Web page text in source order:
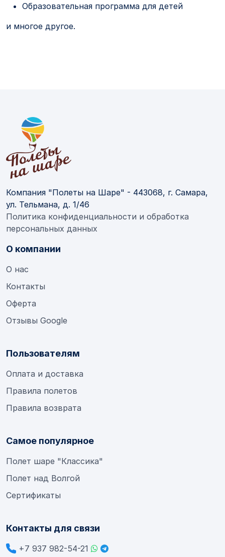
Образовательная программа для детей
и многое другое.
Компания "Полеты на Шаре" - 443068, г. Самара,
ул. Тельмана, д. 1/46
Политика конфиденциальности и обработка
персональных данных
О компании
О нас
Контакты
Оферта
Отзывы Google
Пользователям
Оплата и доставка
Правила полетов
Правила возврата
Самое популярное
Полет шаре "Классика"
Полет над Волгой
Сертификаты
Контакты для связи
+7 937 982-54-21